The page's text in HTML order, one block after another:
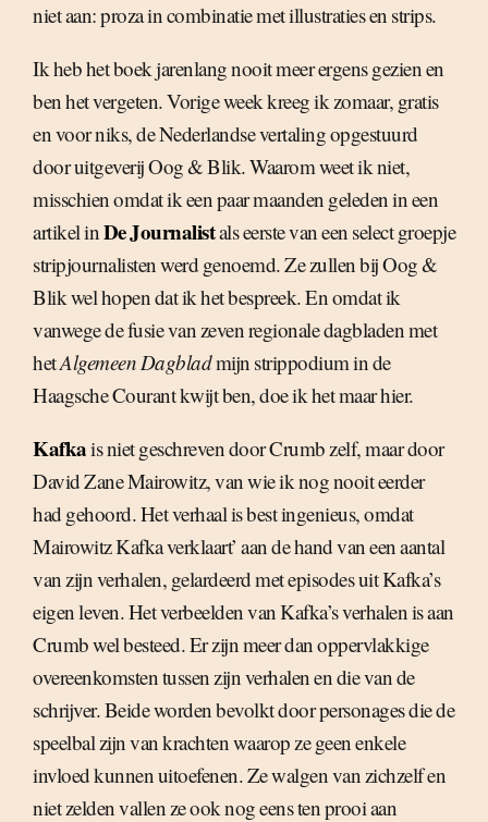
niet aan: proza in combinatie met illustraties en strips.
Ik heb het boek jarenlang nooit meer ergens gezien en
ben het vergeten. Vorige week kreeg ik zomaar, gratis
en voor niks, de Nederlandse vertaling opgestuurd
door uitgeverij Oog & Blik. Waarom weet ik niet,
misschien omdat ik een paar maanden geleden in een
artikel inDe Journalistals eerste van een select groepje
stripjournalisten werd genoemd. Ze zullen bij Oog &
Blik wel hopen dat ik het bespreek. En omdat ik
vanwege de fusie van zeven regionale dagbladen met
hetAlgemeen Dagbladmijn strippodium in de
Haagsche Courant kwijt ben, doe ik het maar hier.
Kafkais niet geschreven door Crumb zelf, maar door
David Zane Mairowitz, van wie ik nog nooit eerder
had gehoord. Het verhaal is best ingenieus, omdat
Mairowitz Kafka verklaart’ aan de hand van een aantal
van zijn verhalen, gelardeerd met episodes uit Kafka’s
eigen leven. Het verbeelden van Kafka’s verhalen is aan
Crumb wel besteed. Er zijn meer dan oppervlakkige
overeenkomsten tussen zijn verhalen en die van de
schrijver. Beide worden bevolkt door personages die de
speelbal zijn van krachten waarop ze geen enkele
invloed kunnen uitoefenen. Ze walgen van zichzelf en
niet zelden vallen ze ook nog eens ten prooi aan